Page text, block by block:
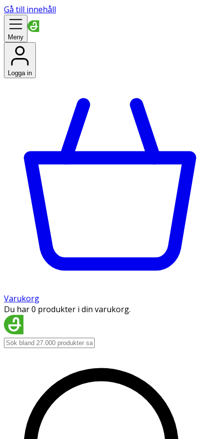
Gå till innehåll
Meny
Logga in
Varukorg
Du har 0 produkter i din varukorg.